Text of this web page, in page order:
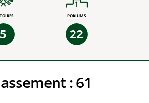
5
PODIUMS
22
:61